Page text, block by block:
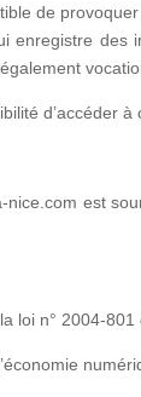
de
enregistre
d’accéder à
est
loi n° 2004-